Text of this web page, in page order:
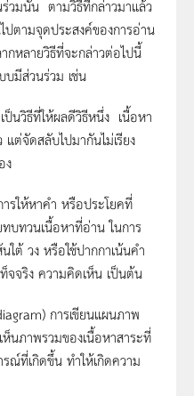
ร่วมนั้น ตามวิธีที่กล่าวมาแล้ว
ตามจุดประสงค์ของการอ่าน
กหลายวิธีที่จะกล่าวต่อไปนี้
บมีส่วนร่วม เช่น
ป็นวิธีที่ให้ผลดีวิธีหนึ่ง เนื้อหา
ต่จัดสลับไปมากันไม่เรียง
ง
รให้หาคำ หรือประโยคที่
บทวนเนื้อหาที่อ่าน ในการ
ใต้ วง หรือใช้ปากกาเน้นคำ
จริง ความคิดเห็น เป็นต้น
การเขียนแผนภาพ
ห็นภาพรวมของเนื้อหาสาระที่
ณ์ที่เกิดขึ้น ทำให้เกิดความ